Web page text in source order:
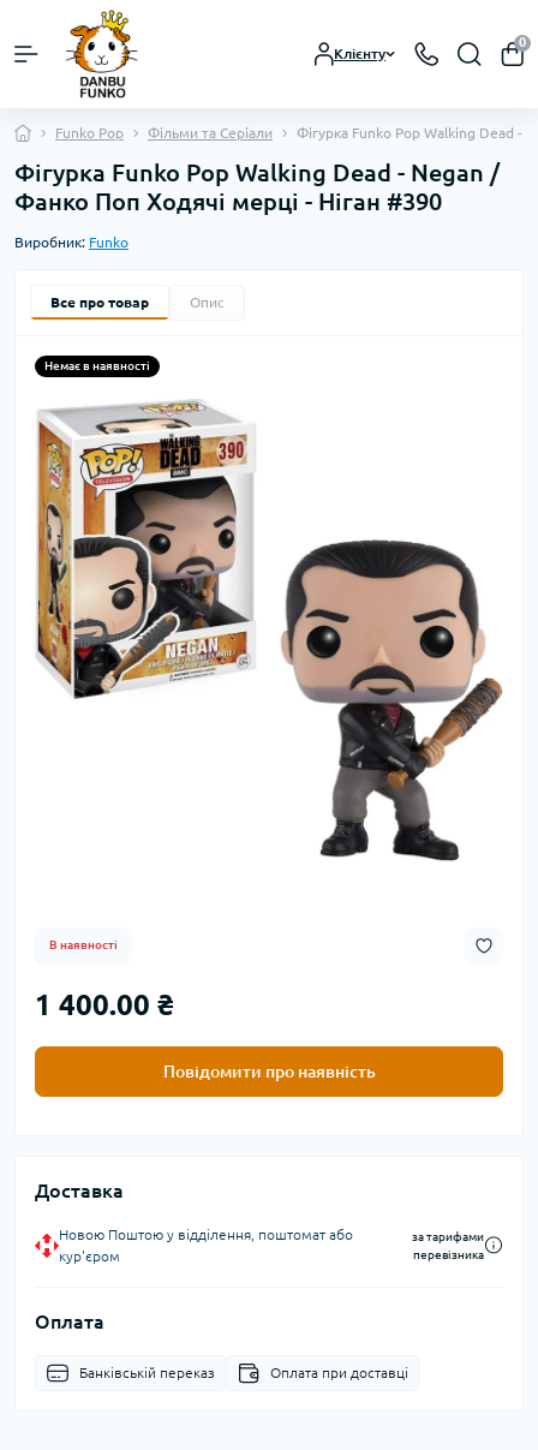
Клієнту
0
Funko Pop Фільми та Серіали Фігурка Funko Pop Walking Dead -
Фігурка Funko Pop Walking Dead - Negan /
Фанко Поп Ходячі мерці - Ніган #390
Виробник: Funko
Все про товар Опис
Немає в наявності
В наявності
1 400.00 ₴
Повідомити про наявність
Доставка
Новою Поштою у відділення, поштомат або
кур'єром
за тарифами
перевізника
Оплата
Банківській переказ Оплата при доставці